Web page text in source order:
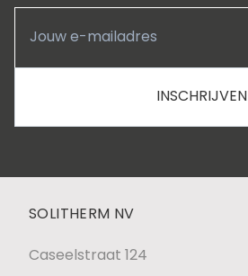
this
field
INSCHRIJVEN
SOLITHERM NV
Caseelstraat 124